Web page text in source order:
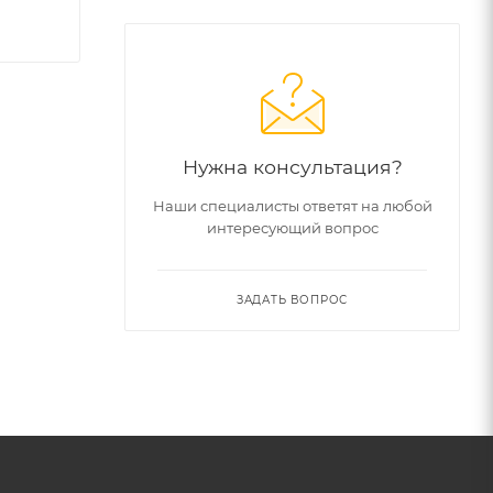
Нужна консультация?
Наши специалисты ответят на любой
интересующий вопрос
ЗАДАТЬ ВОПРОС